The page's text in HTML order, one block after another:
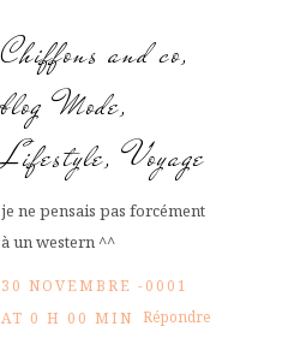
Chiffons and co,
blog Mode,
Lifestyle, Voyage
je ne pensais pas forcément
à un western ^^
30 NOVEMBRE -0001
AT 0 H 00 MIN Répondre